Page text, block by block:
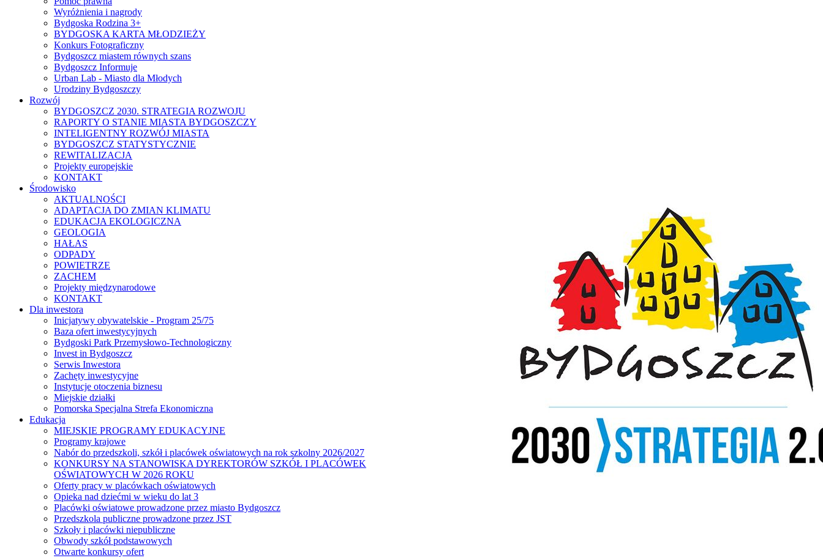
Wyróżnienia i nagrody
Bydgoska Rodzina 3+
BYDGOSKA KARTA MŁODZIEŻY
Konkurs Fotograficzny
Bydgoszcz miastem równych szans
Bydgoszcz Informuje
Urban Lab - Miasto dla Młodych
Urodziny Bydgoszczy
Rozwój
BYDGOSZCZ 2030. STRATEGIA ROZWOJU
RAPORTY O STANIE MIASTA BYDGOSZCZY
INTELIGENTNY ROZWÓJ MIASTA
BYDGOSZCZ STATYSTYCZNIE
REWITALIZACJA
Projekty europejskie
KONTAKT
Środowisko
AKTUALNOŚCI
ADAPTACJA DO ZMIAN KLIMATU
EDUKACJA EKOLOGICZNA
GEOLOGIA
HAŁAS
ODPADY
POWIETRZE
ZACHEM
Projekty międzynarodowe
KONTAKT
Dla inwestora
Inicjatywy obywatelskie - Program 25/75
Baza ofert inwestycyjnych
Bydgoski Park Przemysłowo-Technologiczny
Invest in Bydgoszcz
Serwis Inwestora
Zachęty inwestycyjne
Instytucje otoczenia biznesu
Miejskie działki
Pomorska Specjalna Strefa Ekonomiczna
Edukacja
MIEJSKIE PROGRAMY EDUKACYJNE
Programy krajowe
Nabór do przedszkoli, szkół i placówek oświatowych na rok szkolny 2026/2027
KONKURSY NA STANOWISKA DYREKTORÓW SZKÓŁ I PLACÓWEK
OŚWIATOWYCH W 2026 ROKU
Oferty pracy w placówkach oświatowych
Opieka nad dziećmi w wieku do lat 3
Placówki oświatowe prowadzone przez miasto Bydgoszcz
Przedszkola publiczne prowadzone przez JST
Szkoły i placówki niepubliczne
Obwody szkół podstawowych
Otwarte konkursy ofert